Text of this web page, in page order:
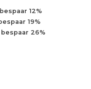
12%
19%
26%